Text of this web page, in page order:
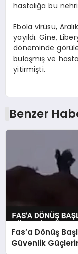
hastalığa bu
Ebola virüsü,
yayıldı. Gine,
döneminde
bulaşmış ve
yitirmişti.
Benzer
Fas’a Dönüş
Güvenlik